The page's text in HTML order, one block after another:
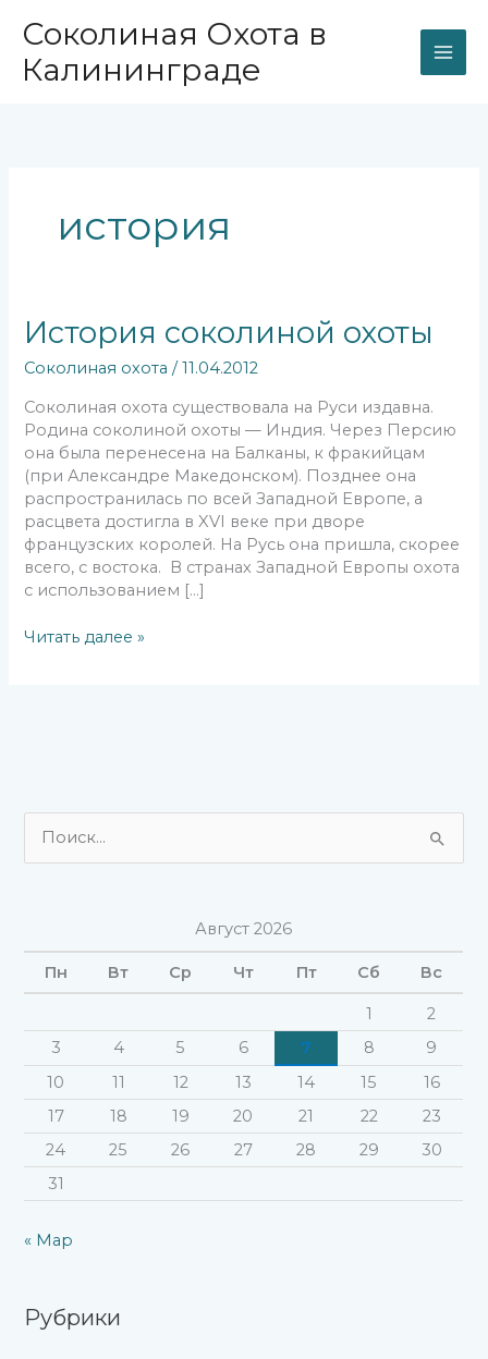
содержимому
Соколиная Охота в
Калининграде
история
История соколиной охоты
Соколиная охота /11.04.2012
Соколиная охота существовала на Руси издавна.
Родина соколиной охоты — Индия. Через Персию
она была перенесена на Балканы, к фракийцам
(при Александре Македонском). Позднее она
распространилась по всей Западной Европе, а
расцвета достигла в XVI веке при дворе
французских королей. На Русь она пришла, скорее
всего, с востока. В странах Западной Европы охота
с использованием […]
История
соколиной
охоты
Читать далее »
:
Август 2026
Пн Вт Ср Чт Пт Сб Вс
1
2
3
4 5 6 7 8
9
10
11 12 13 14 15
16
17
18 19 20 21 22
23
24
25 26 27 28 29
30
31
« Мар
Рубрики